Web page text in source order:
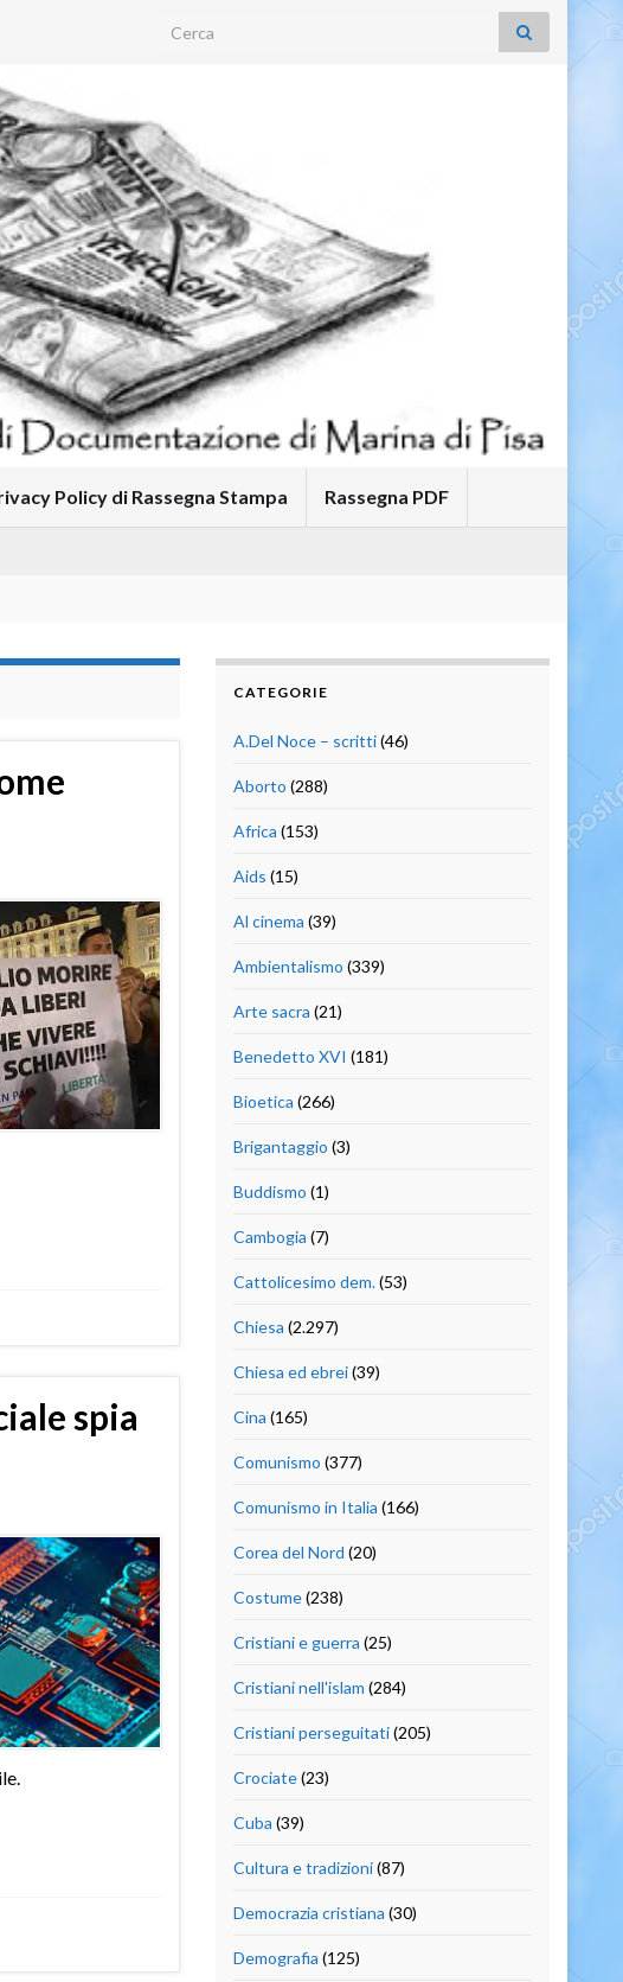
Search for:
Policy di Rassegna Stampa Rassegna PDF
spia
CATEGORIE
A.Del Noce – scritti(46)
Aborto (288)
Africa (153)
Aids (15)
Al cinema (39)
Ambientalismo (339)
Arte sacra (21)
Benedetto XVI (181)
Bioetica (266)
Brigantaggio (3)
Buddismo (1)
Cambogia (7)
Cattolicesimo dem.(53)
Chiesa (2.297)
Chiesa ed ebrei(39)
Cina (165)
Comunismo (377)
Comunismo in Italia (166)
Corea del Nord (20)
Costume(238)
Cristiani e guerra (25)
Cristiani nell'islam (284)
Cristiani perseguitati(205)
Crociate(23)
Cuba (39)
Cultura e tradizioni(87)
Democrazia cristiana (30)
Demografia (125)